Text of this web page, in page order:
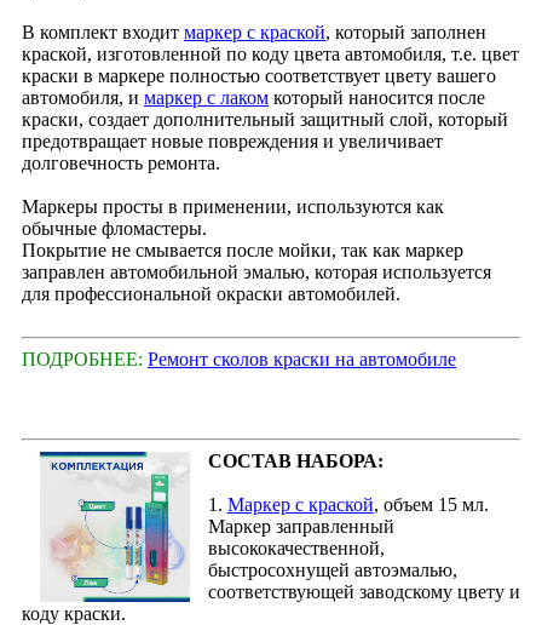
В комплект входит маркер с краской, который заполнен
краской, изготовленной по коду цвета автомобиля, т.е. цвет
краски в маркере полностью соответствует цвету вашего
автомобиля, и маркер с лаком который наносится после
краски, создает дополнительный защитный слой, который
предотвращает новые повреждения и увеличивает
долговечность ремонта.
Маркеры просты в применении, используются как
обычные фломастеры.
Покрытие не смывается после мойки, так как маркер
заправлен автомобильной эмалью, которая используется
для профессиональной окраски автомобилей.
ПОДРОБНЕЕ: Ремонт сколов краски на автомобиле
СОСТАВ НАБОРА:
1. Маркер с краской, объем 15 мл.
Маркер заправленный
высококачественной,
быстросохнущей автоэмалью,
соответствующей заводскому цвету и
коду краски.